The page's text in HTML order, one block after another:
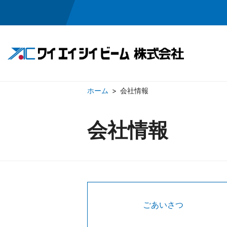
会社情報
会社情報
ごあいさつ
レーザ事業 イオンビーム事業
ごあいさつ 会社概要